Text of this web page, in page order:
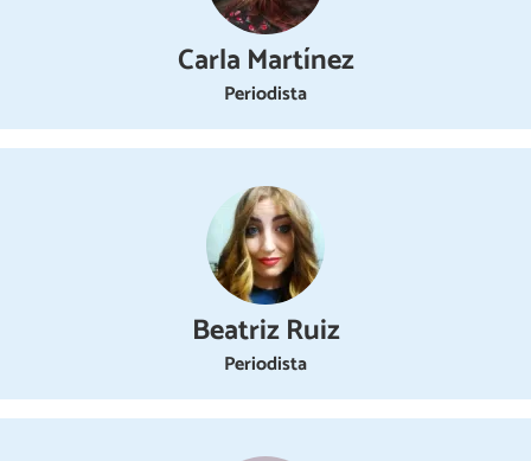
Carla Martínez
Periodista
Beatriz Ruiz
Periodista